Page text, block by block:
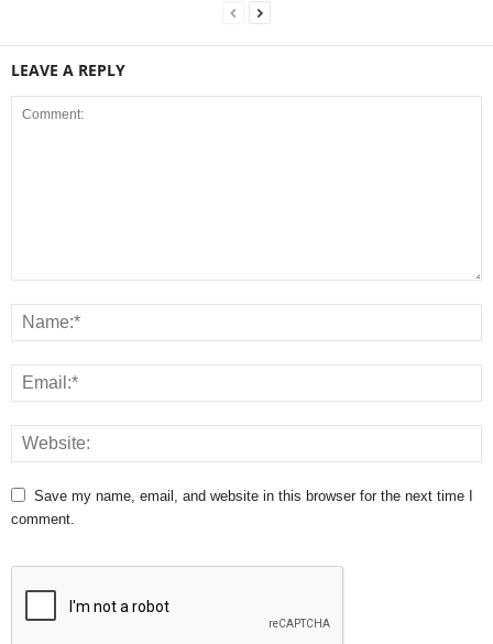
LEAVE A REPLY
Save my name, email, and website in this browser for the next time I
comment.